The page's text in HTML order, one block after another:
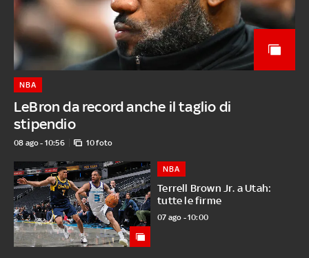
LeBron da record anche il taglio di
stipendio
NBA
08 ago - 10:56 10 foto
Terrell Brown Jr. a Utah:
tutte le firme
NBA
07 ago - 10:00